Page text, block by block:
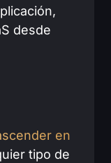
desde
en
tipo de